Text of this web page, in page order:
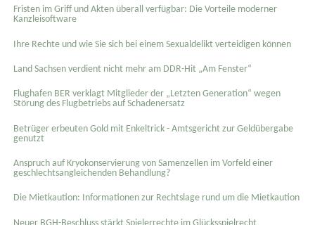
Fristen im Griff und Akten überall verfügbar: Die Vorteile moderner
Kanzleisoftware
Ihre Rechte und wie Sie sich bei einem Sexual­delikt verteidigen können
Land Sachsen verdient nicht mehr am DDR-Hit „Am Fenster“
Flughafen BER verklagt Mitglieder der „Letzten Generation“ wegen
Störung des Flugbetriebs auf Schadenersatz
Betrüger erbeuten Gold mit Enkeltrick - Amtsgericht zur Geldübergabe
genutzt
Anspruch auf Kryokonservierung von Samenzellen im Vorfeld einer
geschlechtsangleichenden Behandlung?
Die Mietkaution: Informationen zur Rechtslage rund um die Mietkaution